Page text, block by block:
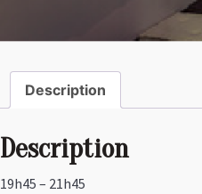
Description
Description
19h45 – 21h45